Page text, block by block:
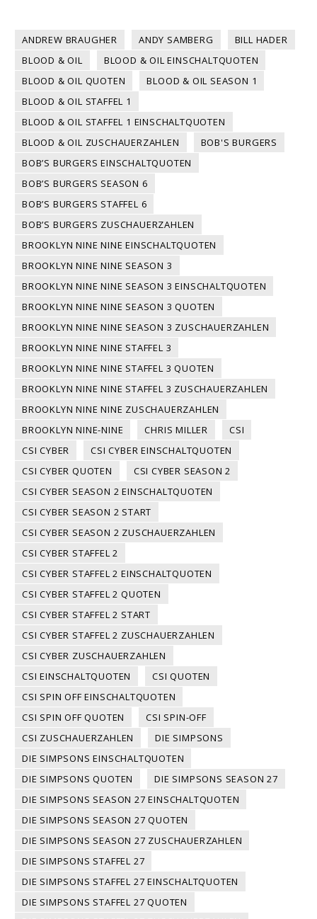
ANDREW BRAUGHER ANDY SAMBERG
BILL HADER
BLOOD & OIL
BLOOD & OIL EINSCHALTQUOTEN
BLOOD & OIL QUOTEN
BLOOD & OIL SEASON 1
BLOOD & OIL STAFFEL 1
BLOOD & OIL STAFFEL 1 EINSCHALTQUOTEN
BLOOD & OIL ZUSCHAUERZAHLEN
BOB'S BURGERS
BOB’S BURGERS EINSCHALTQUOTEN
BOB’S BURGERS SEASON 6
BOB’S BURGERS STAFFEL 6
BOB’S BURGERS ZUSCHAUERZAHLEN
BROOKLYN NINE NINE EINSCHALTQUOTEN
BROOKLYN NINE NINE SEASON 3
BROOKLYN NINE NINE SEASON 3 EINSCHALTQUOTEN
BROOKLYN NINE NINE SEASON 3 QUOTEN
BROOKLYN NINE NINE SEASON 3 ZUSCHAUERZAHLEN
BROOKLYN NINE NINE STAFFEL 3
BROOKLYN NINE NINE STAFFEL 3 QUOTEN
BROOKLYN NINE NINE STAFFEL 3 ZUSCHAUERZAHLEN
BROOKLYN NINE NINE ZUSCHAUERZAHLEN
BROOKLYN NINE-NINE
CHRIS MILLER
CSI
CSI CYBER
CSI CYBER EINSCHALTQUOTEN
CSI CYBER QUOTEN
CSI CYBER SEASON 2
CSI CYBER SEASON 2 EINSCHALTQUOTEN
CSI CYBER SEASON 2 START
CSI CYBER SEASON 2 ZUSCHAUERZAHLEN
CSI CYBER STAFFEL 2
CSI CYBER STAFFEL 2 EINSCHALTQUOTEN
CSI CYBER STAFFEL 2 QUOTEN
CSI CYBER STAFFEL 2 START
CSI CYBER STAFFEL 2 ZUSCHAUERZAHLEN
CSI CYBER ZUSCHAUERZAHLEN
CSI EINSCHALTQUOTEN
CSI QUOTEN
CSI SPIN OFF EINSCHALTQUOTEN
CSI SPIN OFF QUOTEN
CSI SPIN-OFF
CSI ZUSCHAUERZAHLEN
DIE SIMPSONS
DIE SIMPSONS EINSCHALTQUOTEN
DIE SIMPSONS QUOTEN
DIE SIMPSONS SEASON 27
DIE SIMPSONS SEASON 27 EINSCHALTQUOTEN
DIE SIMPSONS SEASON 27 QUOTEN
DIE SIMPSONS SEASON 27 ZUSCHAUERZAHLEN
DIE SIMPSONS STAFFEL 27
DIE SIMPSONS STAFFEL 27 EINSCHALTQUOTEN
DIE SIMPSONS STAFFEL 27 QUOTEN